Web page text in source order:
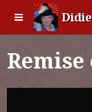
Remise